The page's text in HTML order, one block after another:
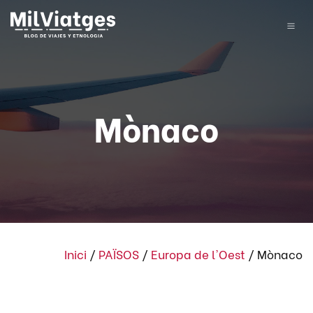
Mònaco
Inici / PAÏSOS / Europa de l'Oest / Mònaco